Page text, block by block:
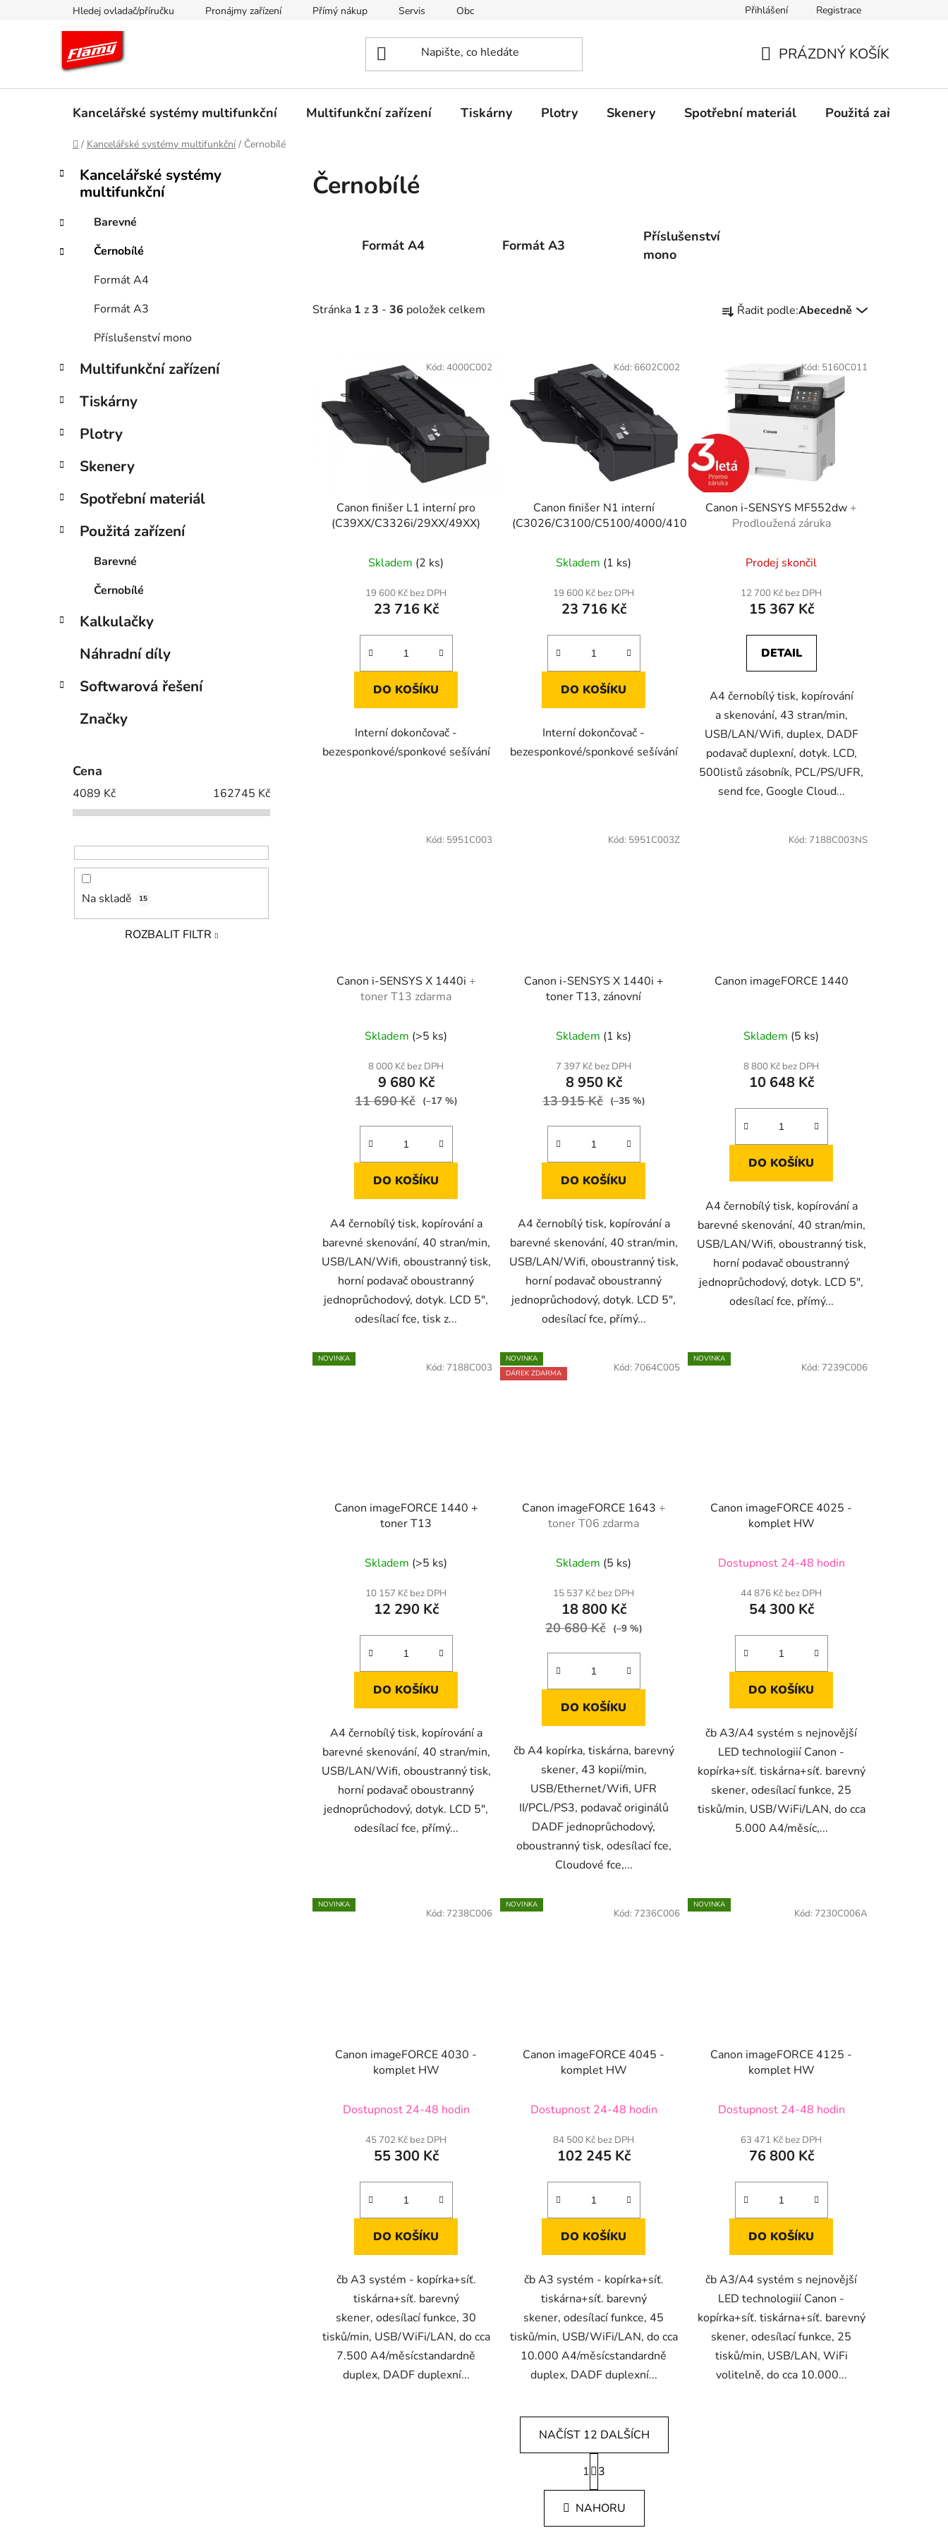
Hledej ovladač/příručku Pronájmy zařízení Přímý nákup Servis Obchodní podmínky Aktuality Ochrana osobních údajů
Přihlášení Registrace
KOŠÍK
PRÁZDNÝ KOŠÍK
Kancelářské systémy multifunkční Multifunkční zařízení Tiskárny Plotry Skenery Spotřební materiál Použitá zařízení
Domů
/ Kancelářské systémy multifunkční / Černobílé
P
t
a
n
l
Přeskočit
kategorie
K
a
g
o
r
Kancelářské systémy
multifunkční
Barevné
Černobílé
Formát A4
Formát A3
Příslušenství mono
Multifunkční zařízení
Tiskárny
Plotry
Skenery
Spotřební materiál
Použitá zařízení
Barevné
Černobílé
Kalkulačky
Náhradní díly
Softwarová řešení
Značky
Cena
4089 Kč 162745 Kč
Na skladě 15
ROZBALIT FILTR
Černobílé
Formát A4 Formát A3
Příslušenství
mono
Stránka 1 z3 - 36 položek celkem
a
n
p
r
d
u
k
Řadit podle:Abecedně
Canon finišer L1 interní pro
(C39XX/C3326i/29XX/49XX)
Skladem (2 ks)
19 600 Kč bez DPH
23 716 Kč
DO KOŠÍKU
Interní dokončovač -
bezesponkové/sponkové sešívání
Kód: 4000C002
Canon finišer N1 interní
(C3026/C3100/C5100/4000/4100/6100)
Skladem (1 ks)
19 600 Kč bez DPH
23 716 Kč
DO KOŠÍKU
Interní dokončovač -
bezesponkové/sponkové sešívání
Kód: 6602C002
Canon i-SENSYS MF552dw +
Prodloužená záruka
Prodej skončil
12 700 Kč bez DPH
15 367 Kč
DETAIL
A4 černobílý tisk, kopírování
a skenování, 43 stran/min,
USB/LAN/Wifi, duplex, DADF
podavač duplexní, dotyk. LCD,
500listů zásobník, PCL/PS/UFR,
send fce, Google Cloud...
Kód: 5160C011
Canon i-SENSYS X 1440i +
toner T13 zdarma
Skladem (>5 ks)
8 000 Kč bez DPH
9 680 Kč
11 690 Kč (–17 %)
DO KOŠÍKU
A4 černobílý tisk, kopírování a
barevné skenování, 40 stran/min,
USB/LAN/Wifi, oboustranný tisk,
horní podavač oboustranný
jednoprůchodový, dotyk. LCD 5",
odesílací fce, tisk z...
Kód: 5951C003
Canon i-SENSYS X 1440i +
toner T13, zánovní
Skladem (1 ks)
7 397 Kč bez DPH
8 950 Kč
13 915 Kč (–35 %)
DO KOŠÍKU
A4 černobílý tisk, kopírování a
barevné skenování, 40 stran/min,
USB/LAN/Wifi, oboustranný tisk,
horní podavač oboustranný
jednoprůchodový, dotyk. LCD 5",
odesílací fce, přímý...
Kód: 5951C003Z
Canon imageFORCE 1440
Skladem (5 ks)
8 800 Kč bez DPH
10 648 Kč
DO KOŠÍKU
A4 černobílý tisk, kopírování a
barevné skenování, 40 stran/min,
USB/LAN/Wifi, oboustranný tisk,
horní podavač oboustranný
jednoprůchodový, dotyk. LCD 5",
odesílací fce, přímý...
Kód: 7188C003NS
NOVINKA
Canon imageFORCE 1440 +
toner T13
Skladem (>5 ks)
10 157 Kč bez DPH
12 290 Kč
DO KOŠÍKU
A4 černobílý tisk, kopírování a
barevné skenování, 40 stran/min,
USB/LAN/Wifi, oboustranný tisk,
horní podavač oboustranný
jednoprůchodový, dotyk. LCD 5",
odesílací fce, přímý...
Kód: 7188C003
NOVINKA
DÁREK ZDARMA
Canon imageFORCE 1643 +
toner T06 zdarma
Skladem (5 ks)
15 537 Kč bez DPH
18 800 Kč
20 680 Kč (–9 %)
DO KOŠÍKU
čb A4 kopírka, tiskárna, barevný
skener, 43 kopií/min,
USB/Ethernet/Wifi, UFR
II/PCL/PS3, podavač originálů
DADF jednoprůchodový,
oboustranný tisk, odesílací fce,
Cloudové fce,...
Kód: 7064C005
NOVINKA
Canon imageFORCE 4025 -
komplet HW
Dostupnost 24-48 hodin
44 876 Kč bez DPH
54 300 Kč
DO KOŠÍKU
čb A3/A4 systém s nejnovější
LED technologiií Canon -
kopírka+síť. tiskárna+síť. barevný
skener, odesílací funkce, 25
tisků/min, USB/WiFi/LAN, do cca
5.000 A4/měsíc,...
Kód: 7239C006
NOVINKA
Canon imageFORCE 4030 -
komplet HW
Dostupnost 24-48 hodin
45 702 Kč bez DPH
55 300 Kč
DO KOŠÍKU
čb A3 systém - kopírka+síť.
tiskárna+síť. barevný
skener, odesílací funkce, 30
tisků/min, USB/WiFi/LAN, do cca
7.500 A4/měsícstandardně
duplex, DADF duplexní...
Kód: 7238C006
NOVINKA
Canon imageFORCE 4045 -
komplet HW
Dostupnost 24-48 hodin
84 500 Kč bez DPH
102 245 Kč
DO KOŠÍKU
čb A3 systém - kopírka+síť.
tiskárna+síť. barevný
skener, odesílací funkce, 45
tisků/min, USB/WiFi/LAN, do cca
10.000 A4/měsícstandardně
duplex, DADF duplexní...
Kód: 7236C006
NOVINKA
Canon imageFORCE 4125 -
komplet HW
Dostupnost 24-48 hodin
63 471 Kč bez DPH
76 800 Kč
DO KOŠÍKU
čb A3/A4 systém s nejnovější
LED technologiií Canon -
kopírka+síť. tiskárna+síť. barevný
skener, odesílací funkce, 25
tisků/min, USB/LAN, WiFi
volitelně, do cca 10.000...
Kód: 7230C006A
O
v
l
NAČÍST 12 DALŠÍCH
S
t
r
n
1 3
NAHORU